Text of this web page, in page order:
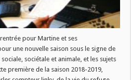
pour Martine et ses
une nouvelle saison sous le signe de
sociétale et animale, et les sujets
première de la saison 2018-2019,